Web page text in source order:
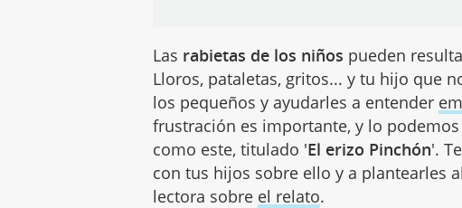
Las rabietas de los niños pueden
Lloros, pataletas, gritos... y tu hijo que
los pequeños y ayudarles a entender
frustración es importante, y lo
como este, titulado 'El erizo Pinchón'.
con tus hijos sobre ello y a plantearles
lectora sobre el relato.